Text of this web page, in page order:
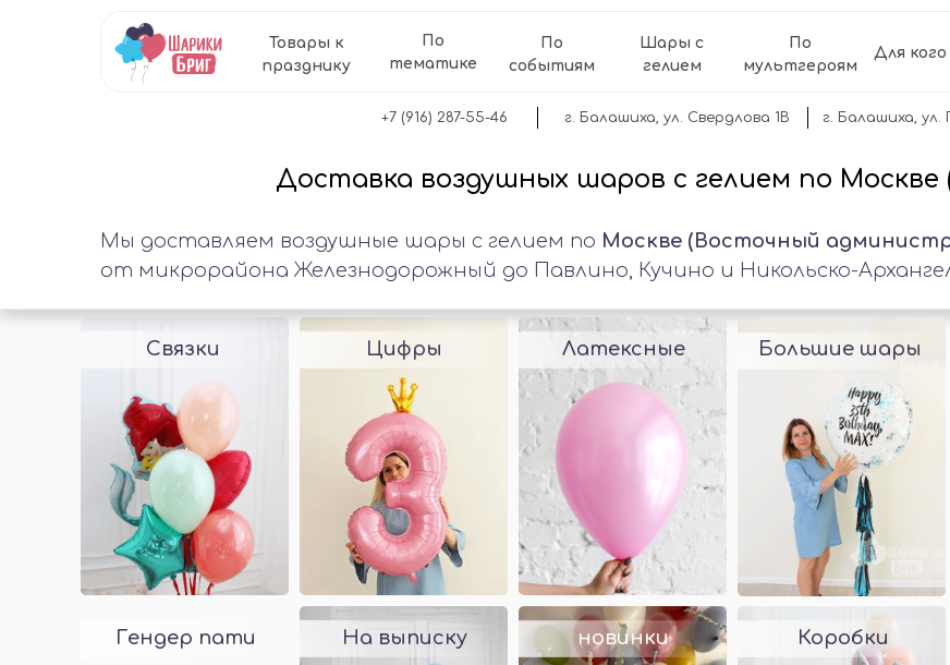
Товары к
празднику
По
тематике
Шары с
гелием
По
событиям
Для кого
По
мультгероям
+7 (916) 287-55-46 г. Балашиха, ул.
г. Балашиха, ул. Свердлова 1В
Доставка воздушных шаров с гелием по Москве
Мы доставляем воздушные шары с гелием по Москве (Восточный
от микрорайона Железнодорожный до Павлино, Кучино и Никольско-
Связки Цифры Латексные Большие шары
Гендер пати На выписку новинки Коробки